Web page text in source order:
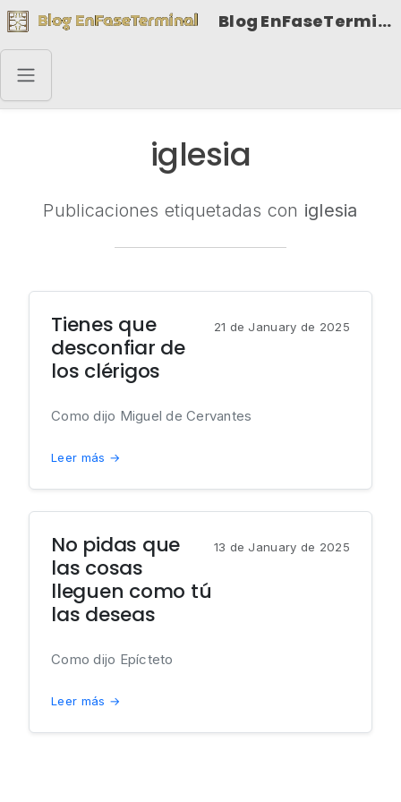
Blog EnFaseTerminal
iglesia
Publicaciones etiquetadas con iglesia
Tienes que
desconfiar de
los clérigos
21 de January de 2025
Como dijo Miguel de Cervantes
Leer más →
No pidas que
las cosas
lleguen como tú
las deseas
13 de January de 2025
Como dijo Epícteto
Leer más →